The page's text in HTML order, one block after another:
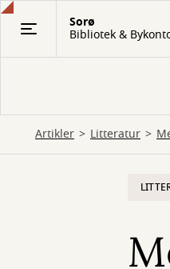
Gå
Sorø
Bibliotek &
Artikler Litteratur